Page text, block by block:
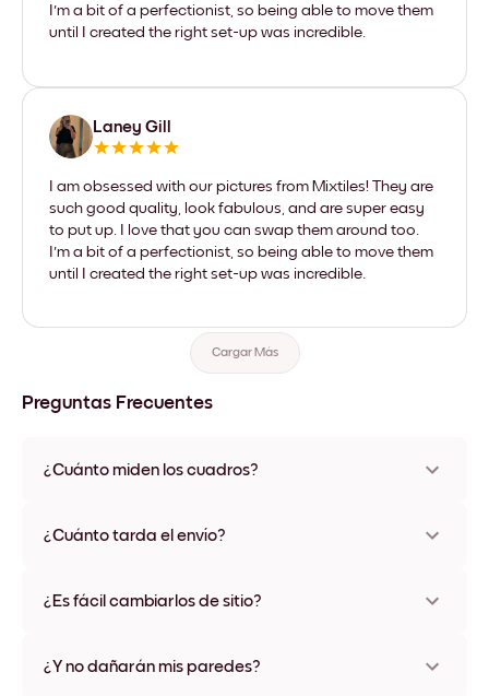
I'm a bit of a perfectionist, so being able to move them
until I created the right set-up was incredible.
Laney Gill
I am obsessed with our pictures from Mixtiles! They are
such good quality, look fabulous, and are super easy
to put up. I love that you can swap them around too.
I'm a bit of a perfectionist, so being able to move them
until I created the right set-up was incredible.
Cargar Más
Preguntas Frecuentes
¿Cuánto miden los cuadros?
varios materiales y colores de marco, incluidas opciones sin
¿Cuánto tarda el envío?
disponibles en algunos países. Te enviaremos un número de
¿Es fácil cambiarlos de sitio?
ningún daño
¿Y no dañarán mis paredes?